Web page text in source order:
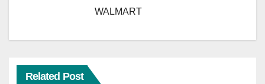
WALMART
Related Post